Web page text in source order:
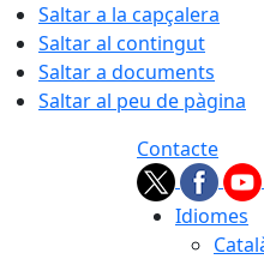
Saltar a la capçalera
Saltar al contingut
Saltar a documents
Saltar al peu de pàgina
Contacte
Idiomes